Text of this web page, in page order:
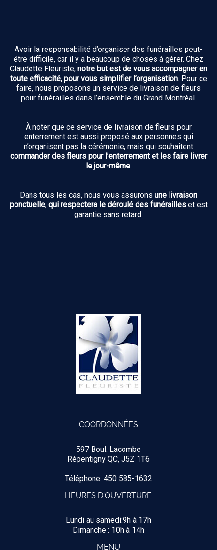
Avoir la responsabilité d’organiser des funérailles peut-
être difficile, car il y a beaucoup de choses à gérer. Chez
Claudette Fleuriste, notre but est de vous accompagner en
toute efficacité, pour vous simplifier l’organisation. Pour ce
faire, nous proposons un service de livraison de fleurs
pour funérailles dans l’ensemble du Grand Montréal.
À noter que ce service de livraison de fleurs pour
enterrement est aussi proposé aux personnes qui
n’organisent pas la cérémonie, mais qui souhaitent
commander des fleurs pour l’enterrement et les faire livrer
le jour-même.
Dans tous les cas, nous vous assurons une livraison
ponctuelle, qui respectera le déroulé des funérailleset est
garantie sans retard.
COORDONNÉES
597 Boul. Lacombe
Répentigny QC, J5Z 1T6
Téléphone: 450 585-1632
HEURES D'OUVERTURE
Lundi au samedi:9h à 17h
Dimanche : 10h à 14h
MENU